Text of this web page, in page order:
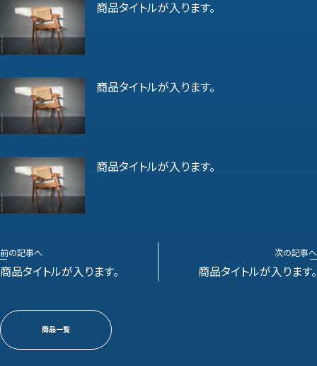
商品タイトルが入ります。
商品タイトルが入ります。
商品タイトルが入ります。
前の記事へ
商品タイトルが入ります。
次の記事へ
商品タイトルが入ります。
商品一覧